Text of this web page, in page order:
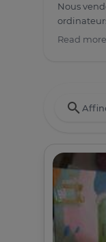
Nous
Read